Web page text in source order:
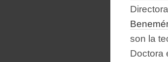
son la
Doctora